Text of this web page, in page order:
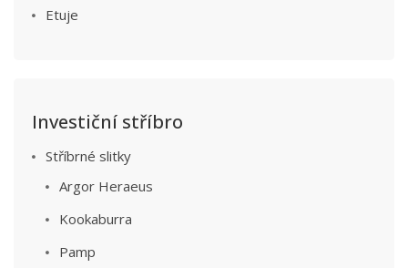
Etuje
Investiční stříbro
Stříbrné slitky
Argor Heraeus
Kookaburra
Pamp